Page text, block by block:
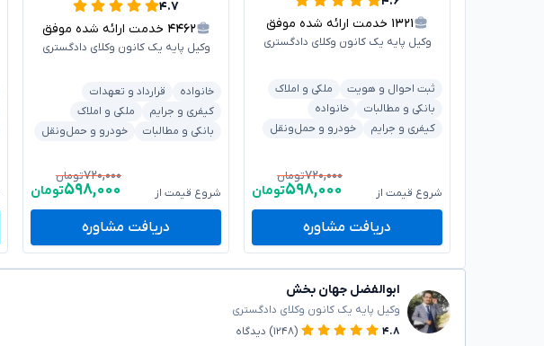
۱۳۲۱ خدمت ارائه شده موفق
وکیل پایه یک کانون وکلای دادگستری
ثبت احوال و هویت
ملکی و املاک
بانکی و مطالبات
خانواده
کیفری و جرایم
خودرو و حمل‌ونقل
شروع قیمت از
۷۲۰,۰۰۰تومان
۵۹۸,۰۰۰تومان
دریافت مشاوره
۴.۷
۴۴۶۲ خدمت ارائه شده موفق
وکیل پایه یک کانون وکلای دادگستری
خانواده
قرارداد و تعهدات
کیفری و جرایم
ملکی و املاک
بانکی و مطالبات
خودرو و حمل‌ونقل
شروع قیمت از
۷۲۰,۰۰۰تومان
۵۹۸,۰۰۰تومان
دریافت مشاوره
ابوالفضل جهان بخش
وکیل پایه یک کانون وکلای دادگستری
۴.۸
(۱۲۴۸) دیدگاه